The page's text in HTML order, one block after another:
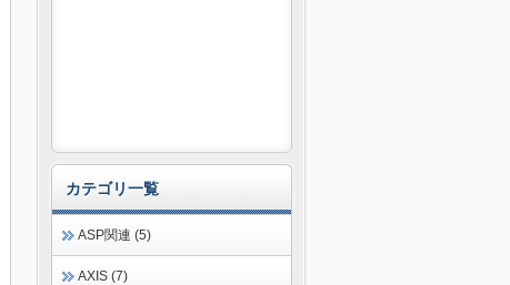
カテゴリ一覧
ASP関連 (5)
AXIS (7)